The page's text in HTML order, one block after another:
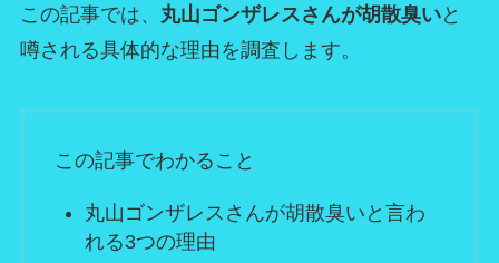
この記事では、 丸山ゴンザレスさんが胡散臭いと
噂される具体的な理由を調査します。
この記事でわかること
丸山ゴンザレスさんが胡散臭いと言わ
れる3つの理由